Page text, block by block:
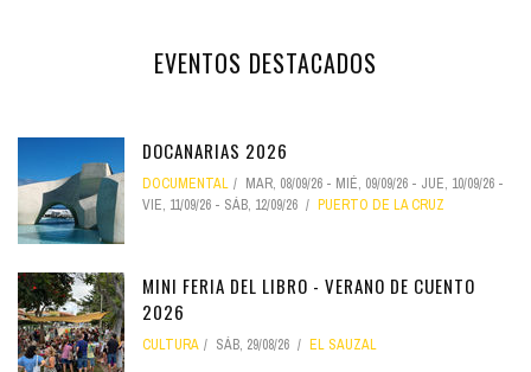
EVENTOS DESTACADOS
DOCANARIAS 2026
DOCUMENTAL MAR, 08/09/26 - MIÉ, 09/09/26 - JUE, 10/09/26 -
VIE, 11/09/26 - SÁB, 12/09/26 PUERTO DE LA CRUZ
MINI FERIA DEL LIBRO - VERANO DE CUENTO
2026
CULTURA SÁB, 29/08/26 EL SAUZAL